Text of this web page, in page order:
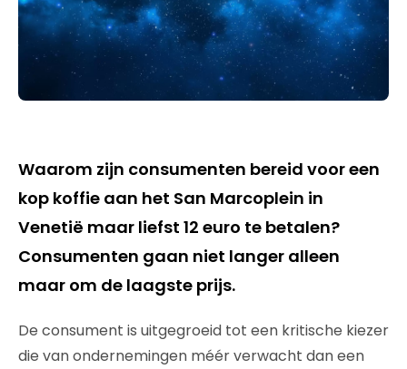
Waarom zijn consumenten bereid voor een
kop koffie aan het San Marcoplein in
Venetië maar liefst 12 euro te betalen?
Consumenten gaan niet langer alleen
maar om de laagste prijs.
De consument is uitgegroeid tot een kritische kiezer
die van ondernemingen méér verwacht dan een